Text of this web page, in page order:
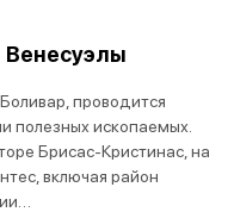
Венесуэлы
проводится
полезных ископаемых.
Брисас-Кристинас, на
включая район